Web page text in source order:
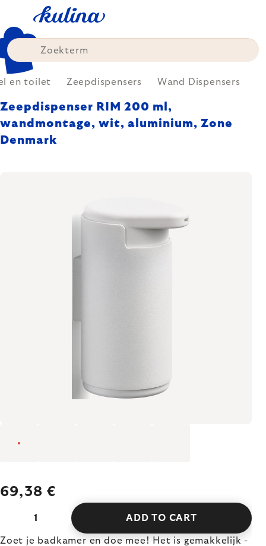
content
en toilet Zeepdispensers Wand Dispensers
Zeepdispenser RIM 200 ml,
wandmontage, wit, aluminium, Zone
Denmark
69,38 €
ADD TO CART
Zoet je badkamer en doe mee! Het is gemakkelijk -